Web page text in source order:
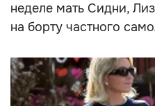
неделе мать Сидни,
на борту частного